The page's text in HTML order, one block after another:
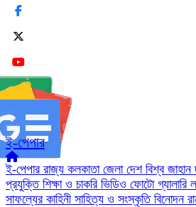
ই-পেপার
ই-পেপার রাজ্য কলকাতা জেলা দেশ বিশ্ব জাহান
প্রযুক্তি শিক্ষা ও চাকরি ভিডিও ফোটো গ্যালারি
সাফল্যের কাহিনী সাহিত্য ও সংস্কৃতি বিনোদন